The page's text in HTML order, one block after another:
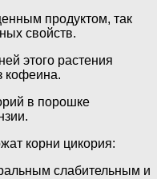
продуктом, так
свойств.
этого растения
кофеина.
в порошке
корни цикория:
слабительным и